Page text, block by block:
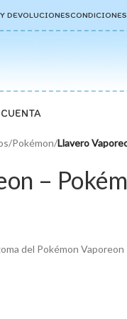
DEVOLUCIONES
/Pokémon/Llavero
–
del Pokémon